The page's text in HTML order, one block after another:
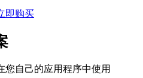
即购买
您自己的应用程序中使用